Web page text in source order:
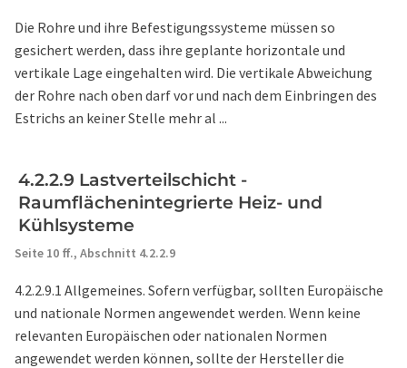
Die Rohre und ihre Befestigungssysteme müssen so
gesichert werden, dass ihre geplante horizontale und
vertikale Lage eingehalten wird. Die vertikale Abweichung
der Rohre nach oben darf vor und nach dem Einbringen des
Estrichs an keiner Stelle mehr al ...
4.2.2.9 Lastverteilschicht -
Raumflächenintegrierte Heiz- und
Kühlsysteme
Seite 10 ff., Abschnitt 4.2.2.9
4.2.2.9.1 Allgemeines. Sofern verfügbar, sollten Europäische
und nationale Normen angewendet werden. Wenn keine
relevanten Europäischen oder nationalen Normen
angewendet werden können, sollte der Hersteller die